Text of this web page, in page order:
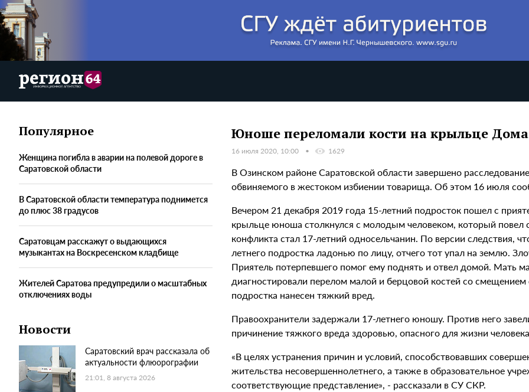
Популярное
Женщина погибла в аварии на полевой дороге в
Саратовской области
В Саратовской области температура поднимется
до плюс 38 градусов
Саратовцам расскажут о выдающихся
музыкантах на Воскресенском кладбище
Жителей Саратова предупредили о масштабных
отключениях воды
Новости
Саратовский врач рассказала об
актуальности флюорографии
21:01, 8 августа 2026
Юноше переломали кости на крыльце Дома
16 июля 2020, 10:00 1629
В Озинском районе Саратовской области завершено
обвиняемого в жестоком избиении товарища. Об этом 16 июля
Вечером 21 декабря 2019 года 15-летний подросток пошел с
крыльце юноша столкнулся с молодым человеком, который повел
конфликта стал 17-летний односельчанин. По версии следствия,
летнего подростка ладонью по лицу, отчего тот упал на землю.
Приятель потерпевшего помог ему поднять и отвел домой. Мать
диагностировали перелом малой и берцовой костей со
подростка нанесен тяжкий вред.
Правоохранители задержали 17-летнего юношу. Против него
причинение тяжкого вреда здоровью, опасного для жизни
«В целях устранения причин и условий, способствовавших
жительства несовершеннолетнего, а также в образовательное
соответствующие представление», - рассказали в СУ СКР.